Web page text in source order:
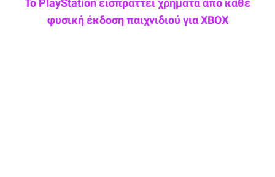
Το PlayStation εισπράττει χρήματα από κάθε
φυσική έκδοση παιχνιδιού για XBOX